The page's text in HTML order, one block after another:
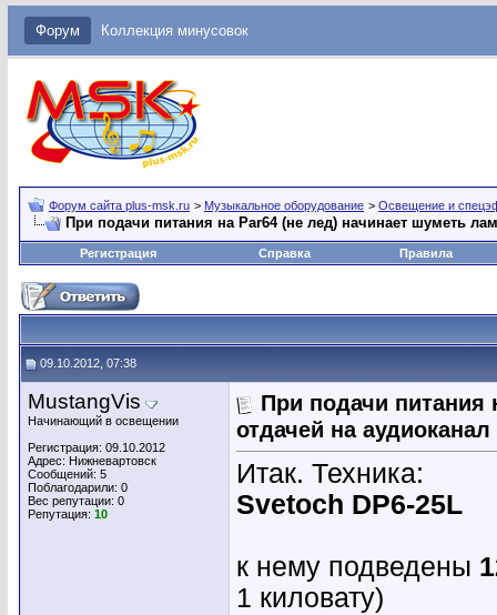
Форум Коллекция минусовок
Форум сайта plus-msk.ru > Музыкальное оборудование > Освещение и
При подачи питания на Par64 (не лед) начинает шуметь
Регистрация Справка Правила
09.10.2012, 07:38
MustangVis
Начинающий в освещении
Регистрация: 09.10.2012
Адрес: Нижневартовск
Сообщений: 5
Поблагодарили: 0
Вес репутации: 0
Репутация: 10
При подачи питания
отдачей на
Итак. Техника:
Svetoch DP6-25L
к нему подведены
1 киловату)